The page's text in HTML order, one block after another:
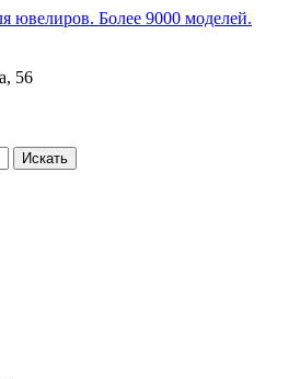
ювелиров. Более 9000 моделей.
56